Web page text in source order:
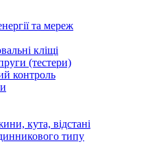
та мереж
кліщі
(тестери)
контроль
кута, відстані
типу